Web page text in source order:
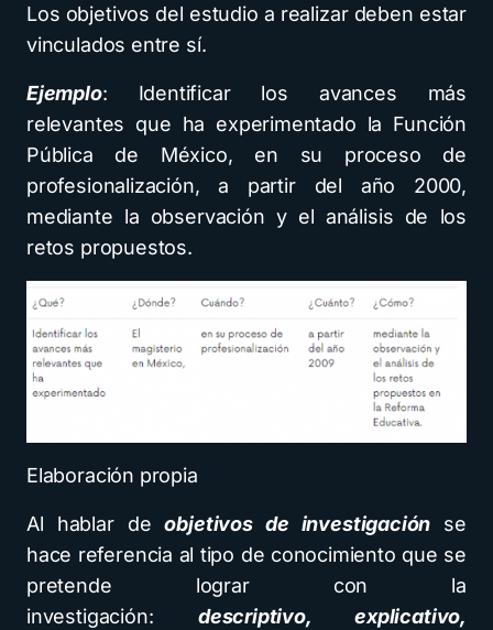
Los objetivos del estudio a realizar deben estar
vinculados entre sí.
Ejemplo: Identificar los avances más
relevantes que ha experimentado la Función
Pública de México, en su proceso de
profesionalización, a partir del año 2000,
mediante la observación y el análisis de los
retos propuestos.
Elaboración propia
Al hablar deobjetivos de investigación se
hace referencia al tipo de conocimiento que se
pretende lograr con la
investigación: descriptivo, explicativo,